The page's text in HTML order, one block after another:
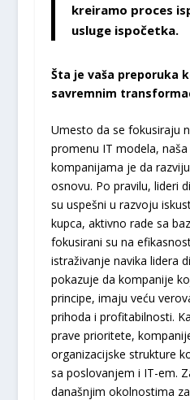
kreiramo proces
usluge ispočetka.
Šta je vaša preporuka
savremnim
Umesto da se fokusiraju
promenu IT modela,
kompanijama je da
osnovu. Po pravilu, lideri
su uspešni u razvoju
kupca, aktivno rade sa
fokusirani su na
istraživanje navika lidera
pokazuje da kompanije
principe, imaju veću
prihoda i profitabilnosti.
prave prioritete,
organizacijske strukture
sa poslovanjem i IT-em.
današnjim okolnostima